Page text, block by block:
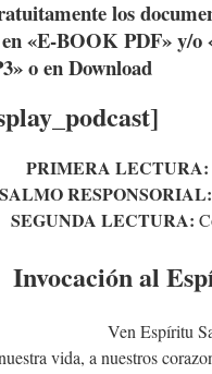
los
«E-BOOK PDF» y/o
o en Download
PRIMERA LECTURA:
SALMO RESPONSORIAL:
SEGUNDA LECTURA:
Invocación al
Ven Espíritu
vida, a nuestros